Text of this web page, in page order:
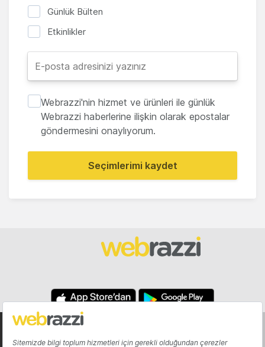
Günlük Bülten
Etkinlikler
Webrazzi'nin hizmet ve ürünleri ile günlük
Webrazzi haberlerine ilişkin olarak epostalar
göndermesini onaylıyorum.
Seçimlerimi kaydet